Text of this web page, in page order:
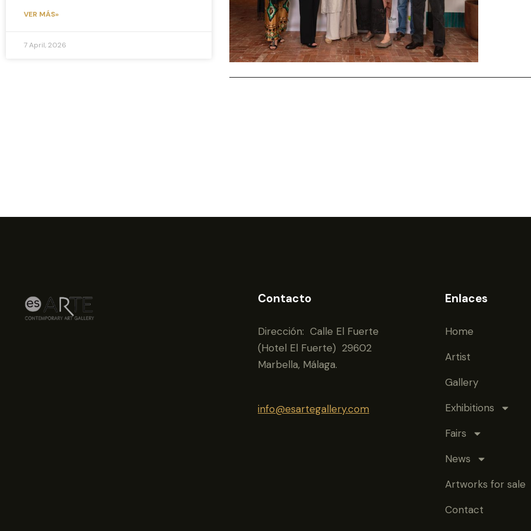
VER MÁS»
7 April, 2026
Contacto
Dirección: Calle El Fuerte
(Hotel El Fuerte) 29602
Marbella, Málaga.
info@esartegallery.com
Enlaces
Home
Artist
Gallery
Exhibitions
Fairs
News
Artworks for sale
Contact